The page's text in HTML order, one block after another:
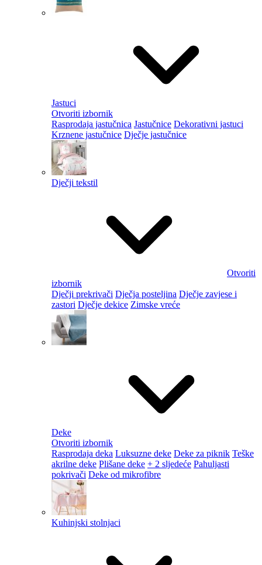
Jastuci
Otvoriti izbornik
Rasprodaja jastučnica Jastučnice Dekorativni jastuci
Krznene jastučnice Dječje jastučnice
Dječji tekstil
Otvoriti
izbornik
Dječji prekrivači Dječja posteljina Dječje zavjese i
zastori Dječje dekice Zimske vreće
Deke
Otvoriti izbornik
Rasprodaja deka Luksuzne deke Deke za piknik Teške
akrilne deke Plišane deke + 2 sljedeće Pahuljasti
pokrivači Deke od mikrofibre
Kuhinjski stolnjaci